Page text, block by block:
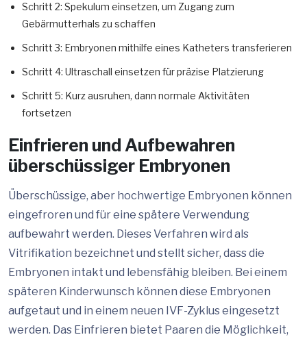
Schritt 2: Spekulum einsetzen, um Zugang zum
Gebärmutterhals zu schaffen
Schritt 3: Embryonen mithilfe eines Katheters transferieren
Schritt 4: Ultraschall einsetzen für präzise Platzierung
Schritt 5: Kurz ausruhen, dann normale Aktivitäten
fortsetzen
Einfrieren und Aufbewahren
überschüssiger Embryonen
Überschüssige, aber hochwertige Embryonen können
eingefroren und für eine spätere Verwendung
aufbewahrt werden. Dieses Verfahren wird als
Vitrifikation bezeichnet und stellt sicher, dass die
Embryonen intakt und lebensfähig bleiben. Bei einem
späteren Kinderwunsch können diese Embryonen
aufgetaut und in einem neuen IVF-Zyklus eingesetzt
werden. Das Einfrieren bietet Paaren die Möglichkeit,